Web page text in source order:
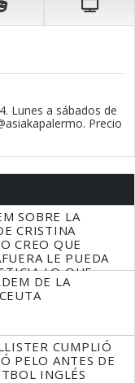
Lunes a sábados de
Precio
SOBRE LA
CRISTINA
CREO QUE
LE PUEDA
LO QUE
DE LA
CUMPLIÓ
PELO ANTES DE
INGLÉS